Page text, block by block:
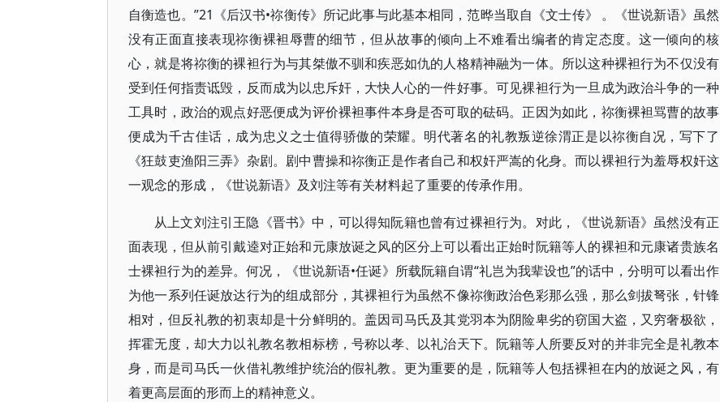
自衡造也。”21《后汉书•祢衡传》所记此事与此基本相同，范晔当取自《文士传》 。《世说新语》虽然
没有正面直接表现祢衡裸袒辱曹的细节，但从故事的倾向上不难看出编者的肯定态度。这一倾向的核
心，就是将祢衡的裸袒行为与其桀傲不驯和疾恶如仇的人格精神融为一体。所以这种裸袒行为不仅没有
受到任何指责诋毁，反而成为以忠斥奸，大快人心的一件好事。可见裸袒行为一旦成为政治斗争的一种
工具时，政治的观点好恶便成为评价裸袒事件本身是否可取的砝码。正因为如此，祢衡裸袒骂曹的故事
便成为千古佳话，成为忠义之士值得骄傲的荣耀。明代著名的礼教叛逆徐渭正是以祢衡自况，写下了
《狂鼓吏渔阳三弄》杂剧。剧中曹操和祢衡正是作者自己和权奸严嵩的化身。而以裸袒行为羞辱权奸这
一观念的形成，《世说新语》及刘注等有关材料起了重要的传承作用。
从上文刘注引王隐《晋书》中，可以得知阮籍也曾有过裸袒行为。对此，《世说新语》虽然没有正
面表现，但从前引戴逵对正始和元康放诞之风的区分上可以看出正始时阮籍等人的裸袒和元康诸贵族名
士裸袒行为的差异。何况，《世说新语•任诞》所载阮籍自谓“礼岂为我辈设也”的话中，分明可以看出作
为他一系列任诞放达行为的组成部分，其裸袒行为虽然不像祢衡政治色彩那么强，那么剑拔弩张，针锋
相对，但反礼教的初衷却是十分鲜明的。盖因司马氏及其党羽本为阴险卑劣的窃国大盗，又穷奢极欲，
挥霍无度，却大力以礼教名教相标榜，号称以孝、以礼治天下。阮籍等人所要反对的并非完全是礼教本
身，而是司马氏一伙借礼教维护统治的假礼教。更为重要的是，阮籍等人包括裸袒在内的放诞之风，有
着更高层面的形而上的精神意义。